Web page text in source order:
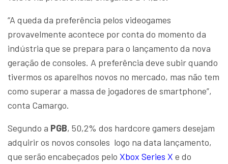
“A queda da preferência pelos videogames
provavelmente acontece por conta do momento da
indústria que se prepara para o lançamento da nova
geração de consoles. A preferência deve subir quando
tivermos os aparelhos novos no mercado, mas não tem
como superar a massa de jogadores de smartphone”,
conta Camargo.
Segundo a PGB, 50,2% dos hardcore gamers desejam
adquirir os novos consoles logo na data lançamento,
que serão encabeçados pelo Xbox Series X e do